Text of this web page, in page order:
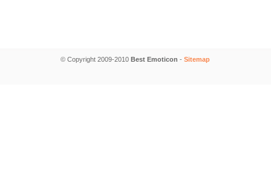
© Copyright 2009-2010 Best Emoticon - Sitemap